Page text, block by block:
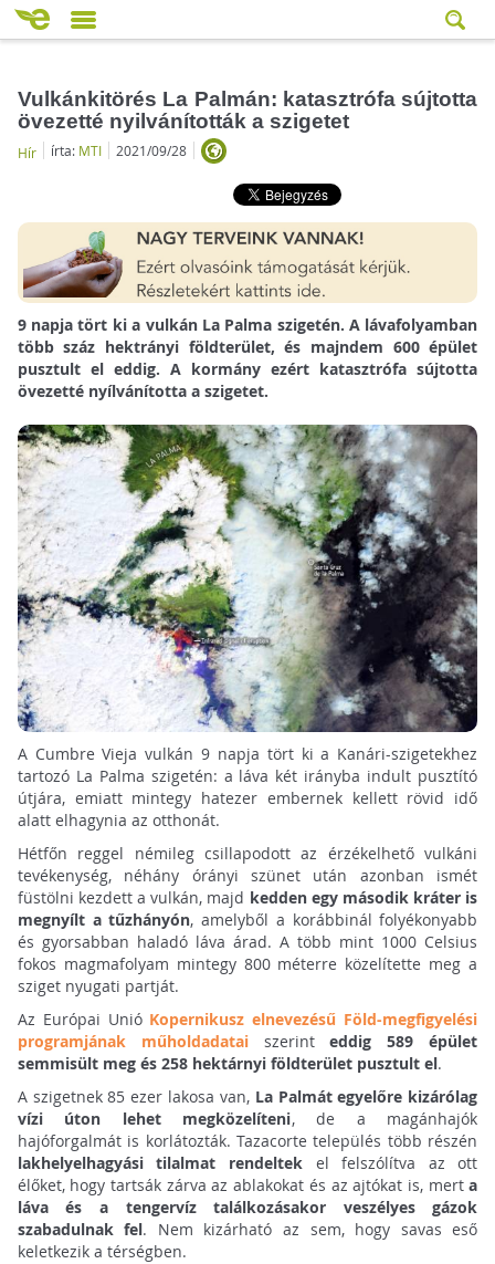
Vulkánkitörés La Palmán: katasztrófa sújtotta
övezetté nyilvánították a szigetet
Hír írta: MTI 2021/09/28
9 napja tört ki a vulkán La Palma szigetén. A lávafolyamban
több száz hektrányi földterület, és majndem 600 épület
pusztult el eddig. A kormány ezért katasztrófa sújtotta
övezetté nyílvánította a szigetet.
A Cumbre Vieja vulkán 9 napja tört ki a Kanári-szigetekhez
tartozó La Palma szigetén: a láva két irányba indult pusztító
útjára, emiatt mintegy hatezer embernek kellett rövid idő
alatt elhagynia az otthonát.
Hétfőn reggel némileg csillapodott az érzékelhető vulkáni
tevékenység, néhány órányi szünet után azonban ismét
füstölni kezdett a vulkán, majd kedden egy második kráter is
megnyílt a tűzhányón, amelyből a korábbinál folyékonyabb
és gyorsabban haladó láva árad. A több mint 1000 Celsius
fokos magmafolyam mintegy 800 méterre közelítette meg a
sziget nyugati partját.
Az Európai Unió Kopernikusz elnevezésű Föld-megfigyelési
programjának műholdadataiszerinteddig 589 épület
semmisült meg és 258 hektárnyi földterület pusztult el.
A szigetnek 85 ezer lakosa van, La Palmát egyelőre kizárólag
vízi úton lehet megközelíteni, de a magánhajók
hajóforgalmát is korlátozták. Tazacorte település több részén
lakhelyelhagyási tilalmat rendeltekel felszólítva az ott
élőket, hogy tartsák zárva az ablakokat és az ajtókat is, merta
láva és a tengervíz találkozásakor veszélyes gázok
szabadulnak fel. Nem kizárható az sem, hogy savas eső
keletkezik a térségben.